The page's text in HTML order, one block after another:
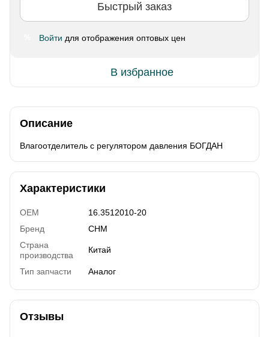
Быстрый заказ
Войти для отображения оптовых цен
В избранное
Описание
Влагоотделитель с регулятором давления БОГДАН
Характеристики
OEM
16.3512010-20
Бренд
CHM
Страна
производства
Китай
Тип запчасти Аналог
Отзывы